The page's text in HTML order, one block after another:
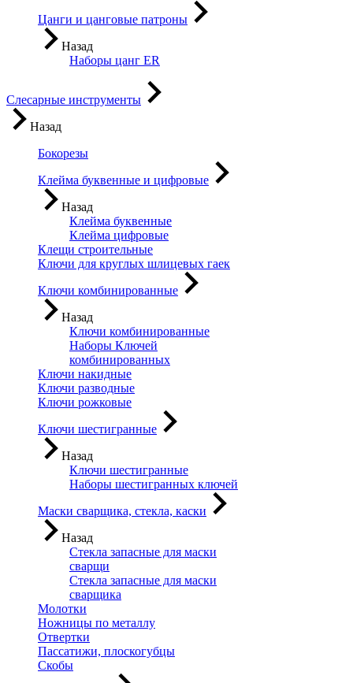
Цанги и цанговые патроны
Назад
Наборы цанг ER
Слесарные инструменты
Назад
Бокорезы
Клейма буквенные и цифровые
Назад
Клейма буквенные
Клейма цифровые
Клещи строительные
Ключи для круглых шлицевых гаек
Ключи комбинированные
Назад
Ключи комбинированные
Наборы Ключей
комбинированных
Ключи накидные
Ключи разводные
Ключи рожковые
Ключи шестигранные
Назад
Ключи шестигранные
Наборы шестигранных ключей
Маски сварщика, стекла, каски
Назад
Стекла запасные для маски
сварщи
Стекла запасные для маски
сварщика
Молотки
Ножницы по металлу
Отвертки
Пассатижи, плоскогубцы
Скобы